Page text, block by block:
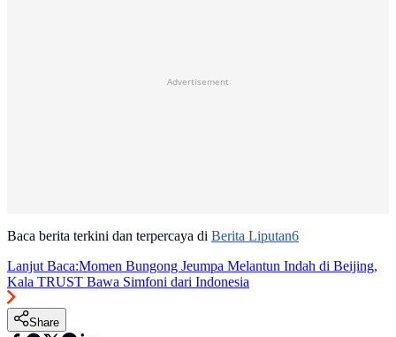
Advertisement
Baca berita terkini dan terpercaya di Berita Liputan6
Lanjut Baca:Momen Bungong Jeumpa Melantun Indah di Beijing,
Kala TRUST Bawa Simfoni dari Indonesia
Share